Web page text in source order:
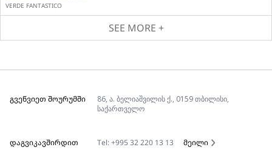
VERDE FANTASTICO
SEE MORE +
ᲒᲕᲔᲬᲕᲘᲔᲗ ᲨᲝᲣᲠᲣᲛᲨᲘ
86, ა. ბელიაშვილის ქ., 0159 თბილისი,
საქართველო
ᲓᲐᲒᲕᲘᲙᲐᲕᲨᲘᲠᲓᲘᲗ Tel: +995 32 220 13 13 მეილი